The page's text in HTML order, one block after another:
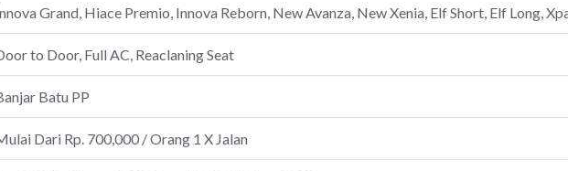
Grand, Hiace Premio, Innova Reborn, New Avanza, New Xenia, Elf Short, Elf Long,
to Door, Full AC, Reaclaning Seat
Batu PP
Dari Rp. 700,000 / Orang 1 X Jalan